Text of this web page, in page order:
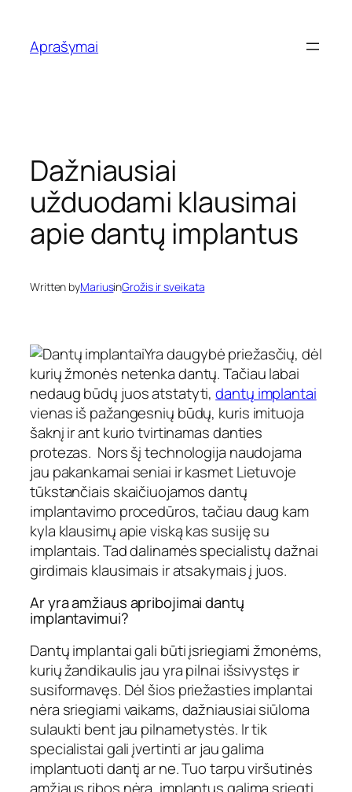
turinio
Aprašymai
Dažniausiai
užduodami klausimai
apie dantų implantus
Written byMariusinGrožis ir sveikata
Yra daugybė priežasčių, dėl
kurių žmonės netenka dantų. Tačiau labai
nedaug būdų juos atstatyti,dantų implantai
vienas iš pažangesnių būdų, kuris imituoja
šaknį ir ant kurio tvirtinamas danties
protezas. Nors šį technologija naudojama
jau pakankamai seniai ir kasmet Lietuvoje
tūkstančiais skaičiuojamos dantų
implantavimo procedūros, tačiau daug kam
kyla klausimų apie viską kas susiję su
implantais. Tad dalinamės specialistų dažnai
girdimais klausimais ir atsakymais į juos.
Ar yra amžiaus apribojimai dantų
implantavimui?
Dantų implantai gali būti įsriegiami žmonėms,
kurių žandikaulis jau yra pilnai išsivystęs ir
susiformavęs. Dėl šios priežasties implantai
nėra sriegiami vaikams, dažniausiai siūloma
sulaukti bent jau pilnametystės. Ir tik
specialistai gali įvertinti ar jau galima
implantuoti dantį ar ne. Tuo tarpu viršutinės